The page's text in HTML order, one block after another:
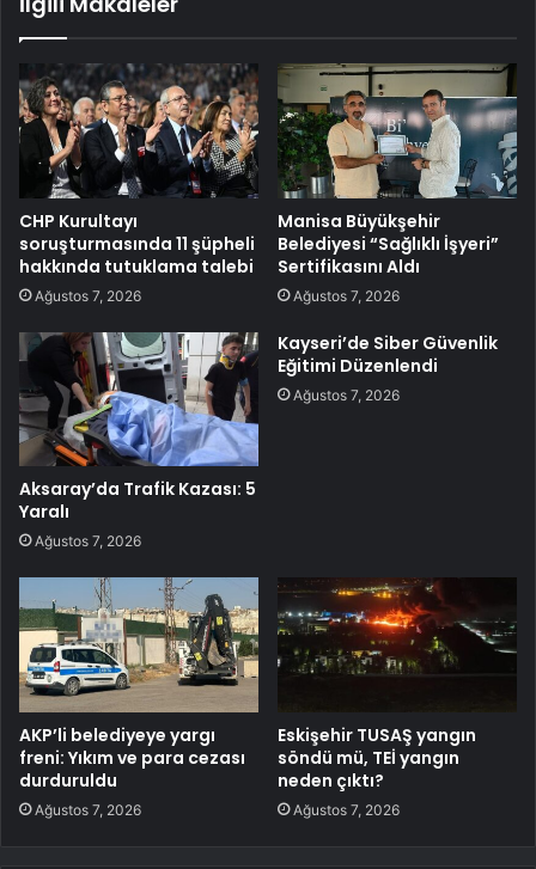
CHP Kurultayı
soruşturmasında 11 şüpheli
hakkında tutuklama talebi
Ağustos 7, 2026
Manisa Büyükşehir
Belediyesi “Sağlıklı İşyeri”
Sertifikasını Aldı
Ağustos 7, 2026
Aksaray’da Trafik Kazası: 5
Yaralı
Ağustos 7, 2026
Kayseri’de Siber Güvenlik
Eğitimi Düzenlendi
Ağustos 7, 2026
AKP’li belediyeye yargı
freni: Yıkım ve para cezası
durduruldu
Ağustos 7, 2026
Eskişehir TUSAŞ yangın
söndü mü, TEİ yangın
neden çıktı?
Ağustos 7, 2026